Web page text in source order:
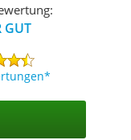
GUT